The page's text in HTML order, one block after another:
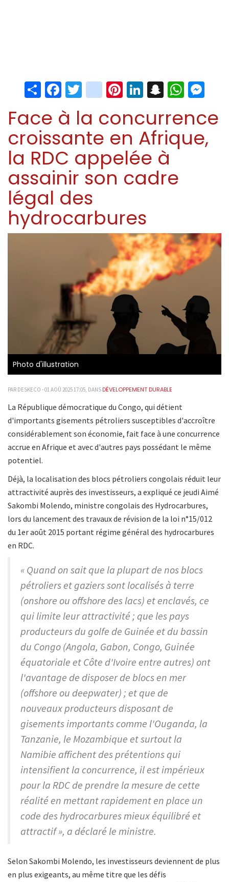
ShareFacebook
Twitter
instagram
Pinterest
LinkedIn
Snapchat
Face à la concurrence
croissante en Afrique,
la RDC appelée à
assainir son cadre
légal des
hydrocarbures
Photo d'illustration
PAR DESKECO - 01 AOÛ 2025 17:05, DANS DÉVELOPPEMENT DURABLE
La République démocratique du Congo, qui détient
d'importants gisements pétroliers susceptibles d'accroître
considérablement son économie, fait face à une concurrence
accrue en Afrique et avec d'autres pays possédant le même
potentiel.
Déjà, la localisation des blocs pétroliers congolais réduit leur
attractivité auprès des investisseurs, a expliqué ce jeudi Aimé
Sakombi Molendo, ministre congolais des Hydrocarbures,
lors du lancement des travaux de révision de la loi n°15/012
du 1er août 2015 portant régime général des hydrocarbures
en RDC.
« Quand on sait que la plupart de nos blocs
pétroliers et gaziers sont localisés à terre
(onshore ou offshore des lacs) et enclavés, ce
qui limite leur attractivité ; que les pays
producteurs du golfe de Guinée et du bassin
du Congo (Angola, Gabon, Congo, Guinée
équatoriale et Côte d'Ivoire entre autres) ont
l'avantage de disposer de blocs en mer
(offshore ou deepwater) ; et que de
nouveaux producteurs disposant de
gisements importants comme l'Ouganda, la
Tanzanie, le Mozambique et surtout la
Namibie affichent des prétentions qui
intensifient la concurrence, il est impérieux
pour la RDC de prendre la mesure de cette
réalité en mettant rapidement en place un
code des hydrocarbures mieux équilibré et
attractif », a déclaré le ministre.
Selon Sakombi Molendo, les investisseurs deviennent de plus
en plus exigeants, au même titre que les défis